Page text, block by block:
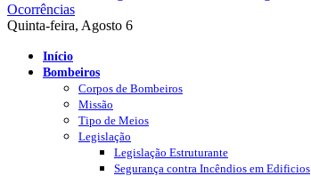
Ocorrências
Quinta-feira, Agosto 6
Início
Bombeiros
Corpos de Bombeiros
Missão
Tipo de Meios
Legislação
Legislação Estruturante
Segurança contra Incêndios em Edificios